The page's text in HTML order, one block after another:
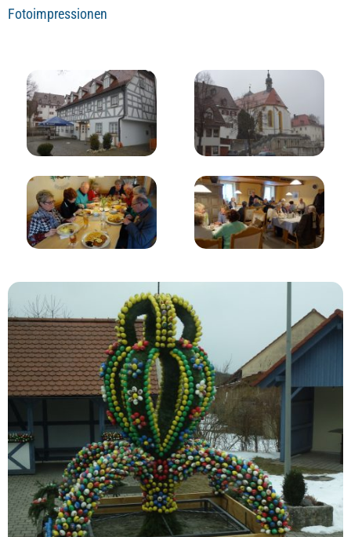
Fotoimpressionen